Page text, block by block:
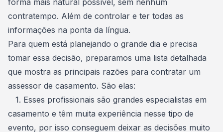
forma mais natural possível, sem nenhum
contratempo. Além de controlar e ter todas as
informações na ponta da língua.
Para quem está planejando o grande dia e precisa
tomar essa decisão, preparamos uma lista detalhada
que mostra as principais razões para contratar um
assessor de casamento. São elas:
1. Esses profissionais são grandes especialistas em
casamento e têm muita experiência nesse tipo de
evento, por isso conseguem deixar as decisões muito